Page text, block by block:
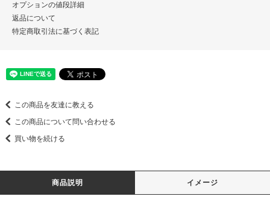
オプションの値段詳細
返品について
特定商取引法に基づく表記
この商品を友達に教える
この商品について問い合わせる
買い物を続ける
商品説明 イメージ